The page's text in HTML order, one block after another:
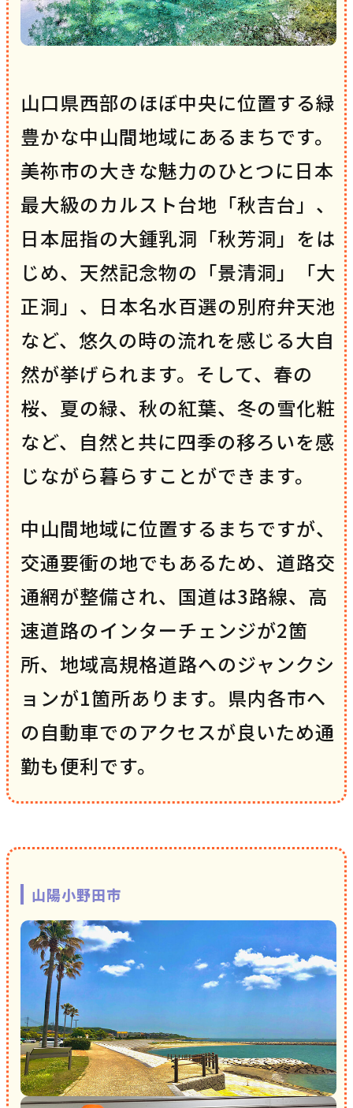
山口県西部のほぼ中央に位置する緑
豊かな中山間地域にあるまちです。
美祢市の大きな魅力のひとつに日本
最大級のカルスト台地「秋吉台」、
日本屈指の大鍾乳洞「秋芳洞」をは
じめ、天然記念物の「景清洞」「大
正洞」、日本名水百選の別府弁天池
など、悠久の時の流れを感じる大自
然が挙げられます。そして、春の
桜、夏の緑、秋の紅葉、冬の雪化粧
など、自然と共に四季の移ろいを感
じながら暮らすことができます。
中山間地域に位置するまちですが、
交通要衝の地でもあるため、道路交
通網が整備され、国道は3路線、高
速道路のインターチェンジが2箇
所、地域高規格道路へのジャンクシ
ョンが1箇所あります。県内各市へ
の自動車でのアクセスが良いため通
勤も便利です。
山陽小野田市